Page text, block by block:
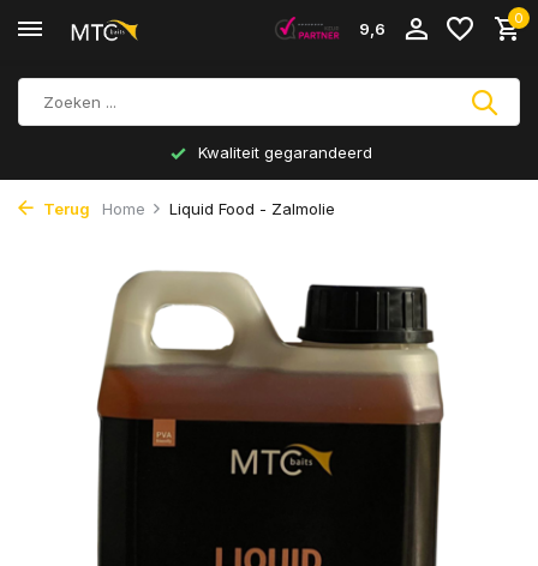
9,6
0
Kwaliteit gegarandeerd
Terug Home Liquid Food - Zalmolie